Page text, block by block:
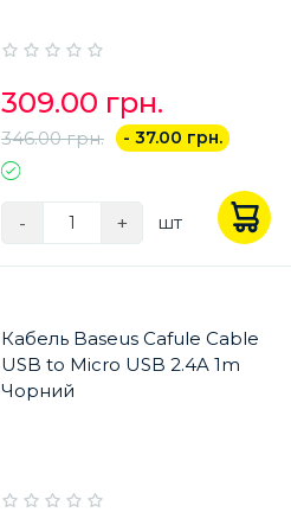
309.00 грн.
346.00 грн. - 37.00 грн.
- + шт
Кабель Baseus Cafule Cable
USB to Micro USB 2.4A 1m
Чорний